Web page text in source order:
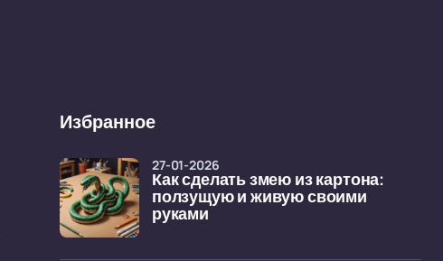
Избранное
Как сделать змею из картона:
ползущую и живую своими
руками
27-01-2026